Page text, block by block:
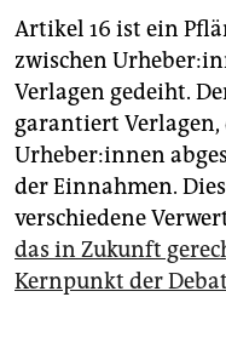
Artikel 16 ist ein
zwischen
Verlagen gedeiht.
garantiert
Urheber:innen
der Einnahmen.
verschiedene
das in Zukunft
Kernpunkt der